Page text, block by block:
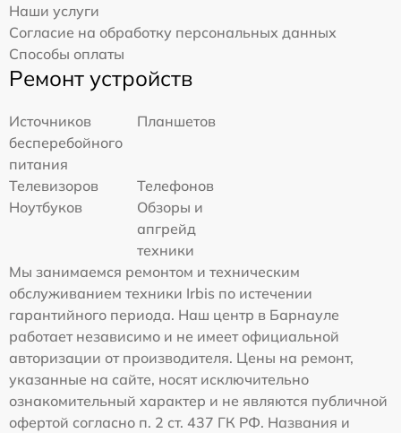
Наши услуги
Согласие на обработку персональных данных
Способы оплаты
Ремонт устройств
Источников
бесперебойного
питания
Планшетов
Телевизоров
Телефонов
Ноутбуков
Обзоры и
апгрейд
техники
Мы занимаемся ремонтом и техническим
обслуживанием техники Irbis по истечении
гарантийного периода. Наш центр в Барнауле
работает независимо и не имеет официальной
авторизации от производителя. Цены на ремонт,
указанные на сайте, носят исключительно
ознакомительный характер и не являются публичной
офертой согласно п. 2 ст. 437 ГК РФ. Названия и